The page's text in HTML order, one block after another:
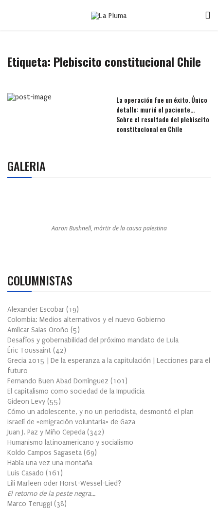
Etiqueta: Plebiscito constitucional Chile
La operación fue un éxito. Único
detalle: murió el paciente…
Sobre el resultado del plebiscito
constitucional en Chile
GALERIA
Aaron Bushnell, mártir de la causa palestina
COLUMNISTAS
Alexander Escobar (19)
Colombia: Medios alternativos y el nuevo Gobierno
Amílcar Salas Oroño (5)
Desafíos y gobernabilidad del próximo mandato de Lula
Éric Toussaint (42)
Grecia 2015 | De la esperanza a la capitulación | Lecciones para el
futuro
Fernando Buen Abad Domínguez (101 )
El capitalismo como sociedad de la Impudicia
Gideon Levy (55)
Cómo un adolescente, y no un periodista, desmontó el plan
israelí de «emigración voluntaria» de Gaza
Juan J. Paz y Miño Cepeda (342)
Humanismo latinoamericano y socialismo
Koldo Campos Sagaseta (69)
Había una vez una montaña
Luis Casado (161 )
Lili Marleen oder Horst-Wessel-Lied?
El retorno de la peste negra…
Marco Teruggi (38)